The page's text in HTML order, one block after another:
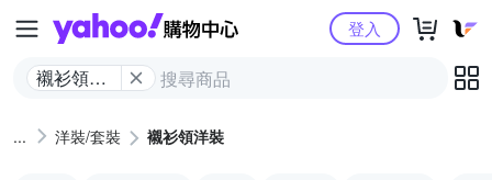
Yahoo購物中心
襯衫領洋
登入
洋裝/套裝 襯衫領洋裝